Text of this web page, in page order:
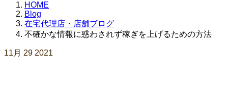
HOME
Blog
在宅代理店・店舗ブログ
不確かな情報に惑わされず稼ぎを上げるための方法
11月 29 2021